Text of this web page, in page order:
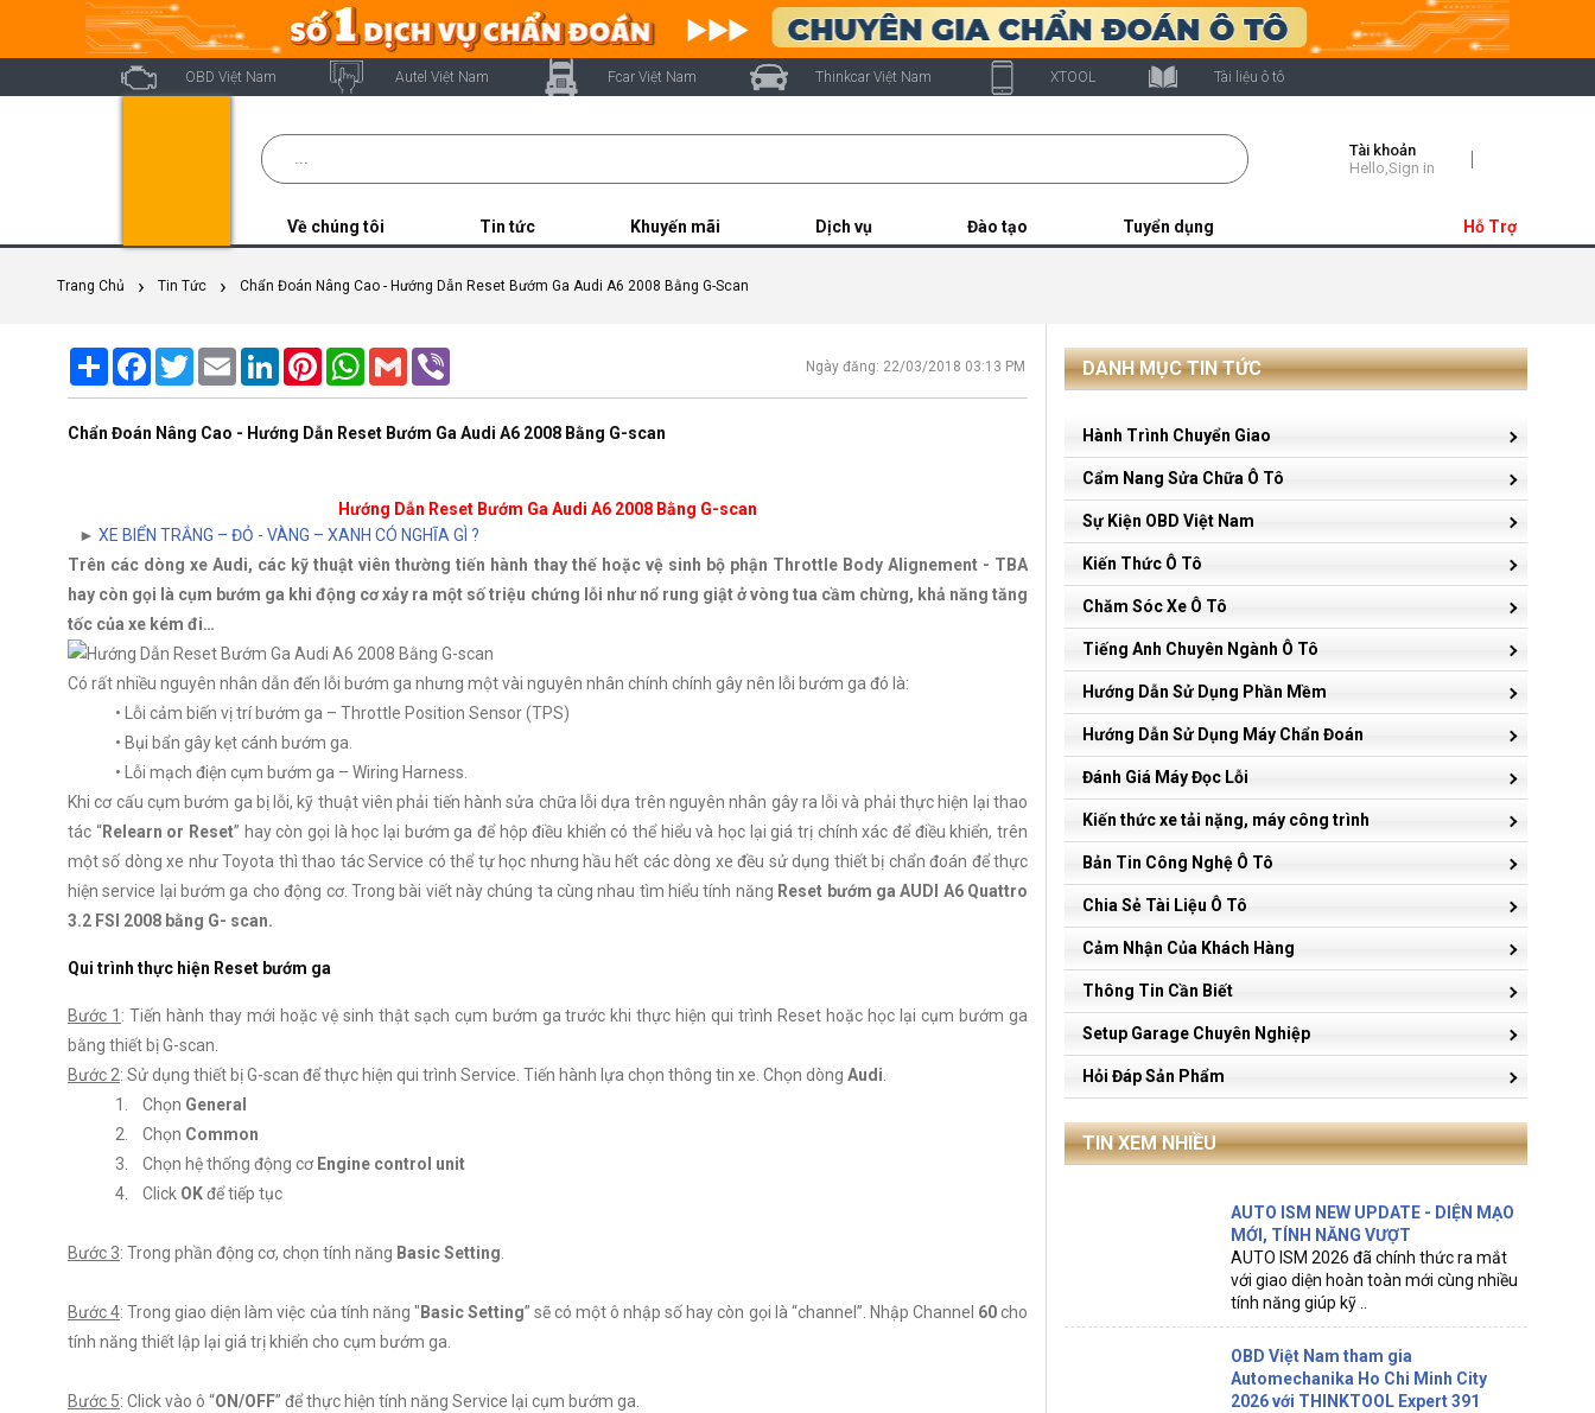
OBD Việt Nam Autel Việt Nam Fcar Việt Nam Thinkcar Việt Nam XTOOL Tài liệu ô tô
Tài khoản
Hello,Sign in
Hỗ Trợ
Về chúng tôi Tin tức Khuyến mãi Dịch vụ Đào tạo Tuyển dụng
Trang Chủ Tin Tức Chẩn Đoán Nâng Cao - Hướng Dẫn Reset Bướm Ga Audi A6 2008 Bằng G-Scan
Share Facebook
TwitterEmail LinkedInPinterestWhatsApp
Gmail Ngày đăng: 22/03/2018 03:13 PM
Chẩn Đoán Nâng Cao - Hướng Dẫn Reset Bướm Ga Audi A6 2008 Bằng G-scan
Hướng Dẫn Reset Bướm Ga Audi A6 2008 Bằng G-scan
► XE BIỂN TRẮNG – ĐỎ - VÀNG – XANH CÓ NGHĨA GÌ ?
Trên các dòng xe Audi, các kỹ thuật viên thường tiến hành thay thế hoặc vệ sinh bộ phận Throttle Body Alignement - TBA
hay còn gọi là cụm bướm ga khi động cơ xảy ra một số triệu chứng lỗi như nổ rung giật ở vòng tua cầm chừng, khả năng tăng
tốc của xe kém đi…
Có rất nhiều nguyên nhân dẫn đến lỗi bướm ga nhưng một vài nguyên nhân chính chính gây nên lỗi bướm ga đó là:
• Lỗi cảm biến vị trí bướm ga – Throttle Position Sensor (TPS)
• Bụi bẩn gây kẹt cánh bướm ga.
• Lỗi mạch điện cụm bướm ga – Wiring Harness.
Khi cơ cấu cụm bướm ga bị lỗi, kỹ thuật viên phải tiến hành sửa chữa lỗi dựa trên nguyên nhân gây ra lỗi và phải thực hiện lại thao
tác “Relearn or Reset” hay còn gọi là học lại bướm ga để hộp điều khiển có thể hiểu và học lại giá trị chính xác để điều khiển, trên
một số dòng xe như Toyota thì thao tác Service có thể tự học nhưng hầu hết các dòng xe đều sử dụng thiết bị chẩn đoán để thực
hiện service lại bướm ga cho động cơ. Trong bài viết này chúng ta cùng nhau tìm hiểu tính năng Reset bướm ga AUDI A6 Quattro
3.2 FSI 2008 bằng G- scan.
Qui trình thực hiện Reset bướm ga
Bước 1 : Tiến hành thay mới hoặc vệ sinh thật sạch cụm bướm ga trước khi thực hiện qui trình Reset hoặc học lại cụm bướm ga
bằng thiết bị G-scan.
Bước 2: Sử dụng thiết bị G-scan để thực hiện qui trình Service. Tiến hành lựa chọn thông tin xe. Chọn dòng Audi
1. Chọn General
2. Chọn Common
3. Chọn hệ thống động cơ Engine control unit
4. Click OKđể tiếp tục
Bước 3: Trong phần động cơ, chọn tính năng Basic Setting
Bước 4: Trong giao diện làm việc của tính năng " Basic Setting” sẽ có một ô nhập số hay còn gọi là “channel”. Nhập Channel 60cho
tính năng thiết lập lại giá trị khiển cho cụm bướm ga.
Bước 5: Click vào ô “ON/OFF” để thực hiện tính năng Service lại cụm bướm ga.
DANH MỤC TIN TỨC
Hành Trình Chuyển Giao
Cẩm Nang Sửa Chữa Ô Tô
Sự Kiện OBD Việt Nam
Kiến Thức Ô Tô
Chăm Sóc Xe Ô Tô
Tiếng Anh Chuyên Ngành Ô Tô
Hướng Dẫn Sử Dụng Phần Mềm
Hướng Dẫn Sử Dụng Máy Chẩn Đoán
Đánh Giá Máy Đọc Lỗi
Kiến thức xe tải nặng, máy công trình
Bản Tin Công Nghệ Ô Tô
Chia Sẻ Tài Liệu Ô Tô
Cảm Nhận Của Khách Hàng
Thông Tin Cần Biết
Setup Garage Chuyên Nghiệp
Hỏi Đáp Sản Phẩm
TIN XEM NHIỀU
AUTO ISM NEW UPDATE - DIỆN MẠO
MỚI, TÍNH NĂNG VƯỢT
AUTO ISM 2026 đã chính thức ra mắt
với giao diện hoàn toàn mới cùng nhiều
tính năng giúp kỹ ..
OBD Việt Nam tham gia
Automechanika Ho Chi Minh City
2026 với THINKTOOL Expert 391